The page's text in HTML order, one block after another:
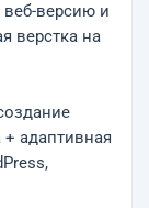
версию и
верстка на
+ адаптивная